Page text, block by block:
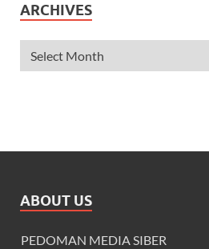
ARCHIVES
ABOUT US
PEDOMAN MEDIA SIBER